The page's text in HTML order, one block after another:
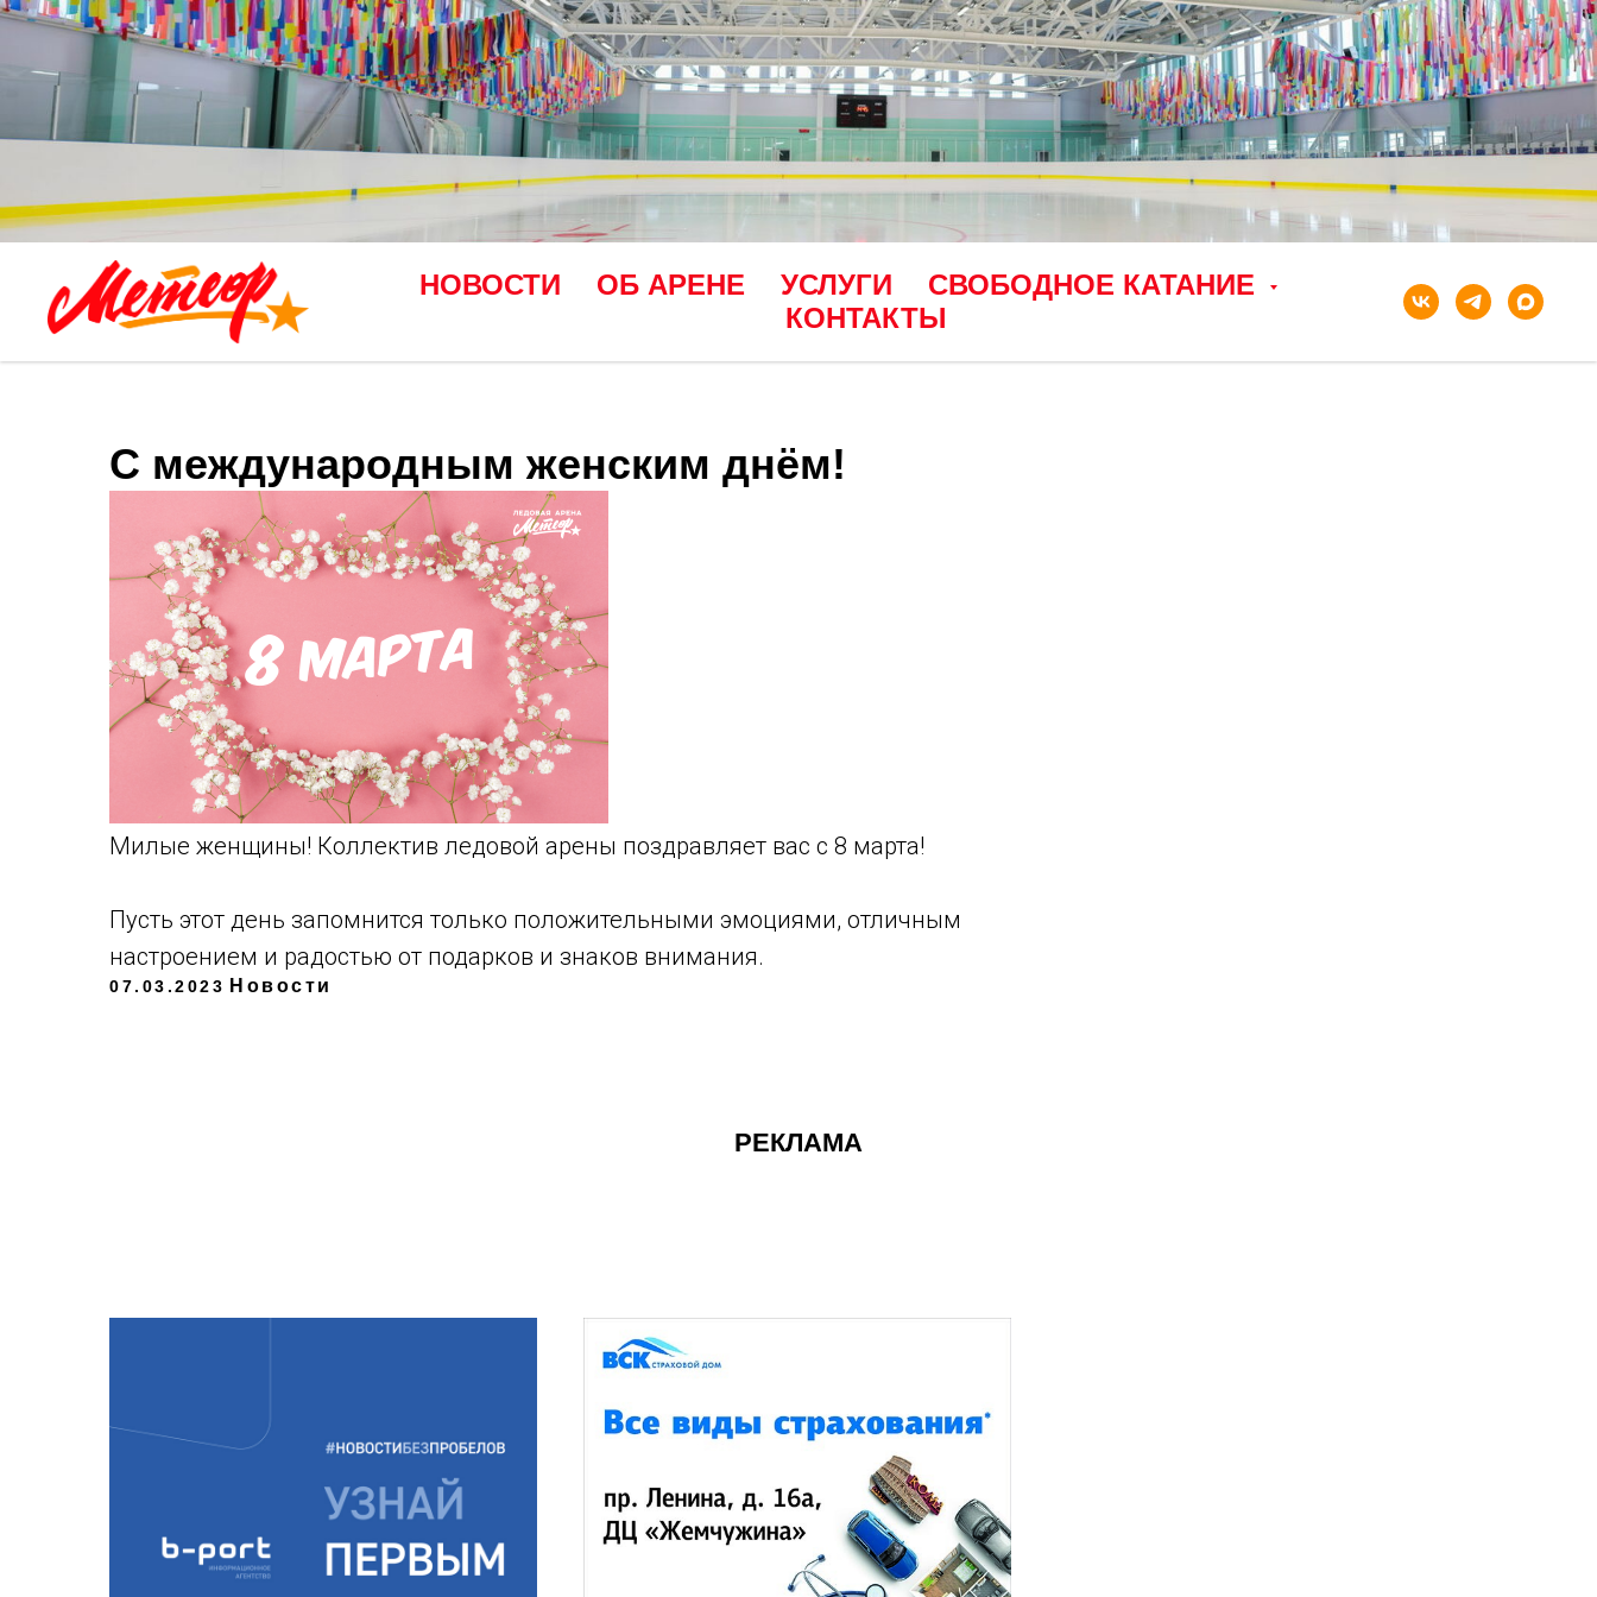
НОВОСТИ ОБ АРЕНЕ УСЛУГИ
СВОБОДНОЕ КАТАНИЕ
КОНТАКТЫ
С международным женским днём!
Милые женщины! Коллектив ледовой арены поздравляет вас с 8 марта!
Пусть этот день запомнится только положительными эмоциями, отличным
настроением и радостью от подарков и знаков внимания.
07.03.2023 Новости
РЕКЛАМА